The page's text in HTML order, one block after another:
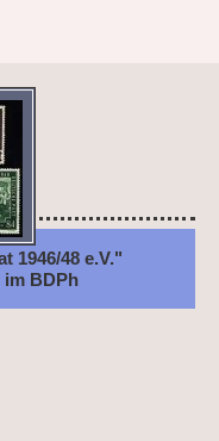
1946/48 e.V."
BDPh